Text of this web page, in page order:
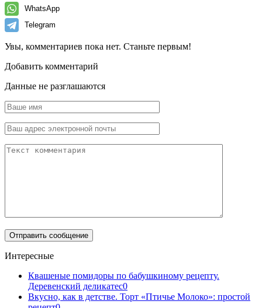
WhatsApp
Telegram
Увы, комментариев пока нет. Станьте первым!
Добавить комментарий
Данные не разглашаются
Интересные
Квашеные помидоры по бабушкиному рецепту.
Деревенский деликатес0
Вкусно, как в детстве. Торт «Птичье Молоко»: простой